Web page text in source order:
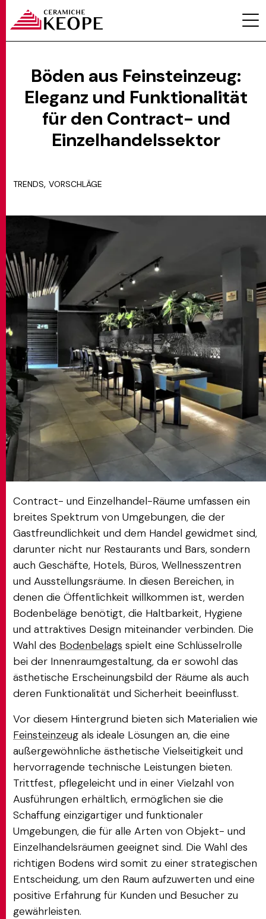
PROJEKTE
KONTAKTE
MATCH APP
SUCHEN
RESERVIERTER BEREICH
Böden aus Feinsteinzeug:
Eleganz und Funktionalität
für den Contract- und
Einzelhandelssektor
TRENDS, VORSCHLÄGE
Contract- und Einzelhandel-Räume umfassen ein
breites Spektrum von Umgebungen, die der
Gastfreundlichkeit und dem Handel gewidmet sind,
darunter nicht nur Restaurants und Bars, sondern
auch Geschäfte, Hotels, Büros, Wellnesszentren
und Ausstellungsräume. In diesen Bereichen, in
denen die Öffentlichkeit willkommen ist, werden
Bodenbeläge benötigt, die Haltbarkeit, Hygiene
und attraktives Design miteinander verbinden. Die
Wahl des Bodenbelags spielt eine Schlüsselrolle
bei der Innenraumgestaltung, da er sowohl das
ästhetische Erscheinungsbild der Räume als auch
deren Funktionalität und Sicherheit beeinflusst.
Vor diesem Hintergrund bieten sich Materialien wie
Feinsteinzeug als ideale Lösungen an, die eine
außergewöhnliche ästhetische Vielseitigkeit und
hervorragende technische Leistungen bieten.
Trittfest, pflegeleicht und in einer Vielzahl von
Ausführungen erhältlich, ermöglichen sie die
Schaffung einzigartiger und funktionaler
Umgebungen, die für alle Arten von Objekt- und
Einzelhandelsräumen geeignet sind. Die Wahl des
richtigen Bodens wird somit zu einer strategischen
Entscheidung, um den Raum aufzuwerten und eine
positive Erfahrung für Kunden und Besucher zu
gewährleisten.